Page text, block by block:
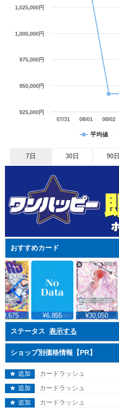
平均値
07/31 08/01 08/02
925,000円
950,000円
975,000円
1,000,000円
1,025,000円
7日 30日 90日
おすすめカード
¥6,855 ¥30,050
ステータス 表示する
ショップ別価格情報【PR】
★ 追加 カードラッシュ
★ 追加
カードラッシュ
★ 追加
カードラッシュ